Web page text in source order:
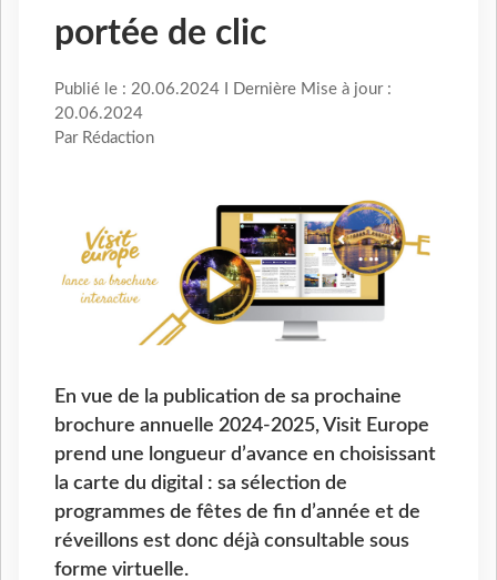
portée de clic
Publié le : 20.06.2024 I Dernière Mise à jour :
20.06.2024
Par Rédaction
En vue de la publication de sa prochaine
brochure annuelle 2024-2025, Visit Europe
prend une longueur d’avance en choisissant
la carte du digital : sa sélection de
programmes de fêtes de fin d’année et de
réveillons est donc déjà consultable sous
forme virtuelle.